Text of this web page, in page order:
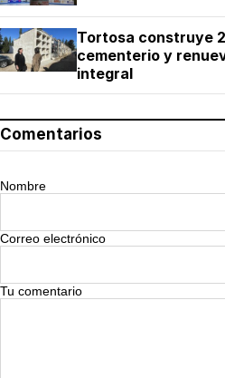
Tortosa construye
cementerio y
integral
Comentarios
Nombre
Correo electrónico
Tu comentario